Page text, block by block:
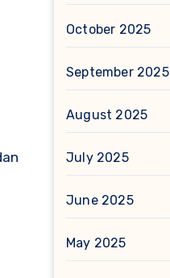
October 2025
September 2025
August 2025
July 2025
June 2025
May 2025